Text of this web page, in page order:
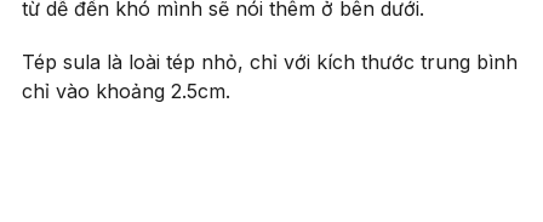
từ dễ đến khó mình sẽ nói thêm ở bên dưới.
Tép sula là loài tép nhỏ, chỉ với kích thước trung bình
chỉ vào khoảng 2.5cm.